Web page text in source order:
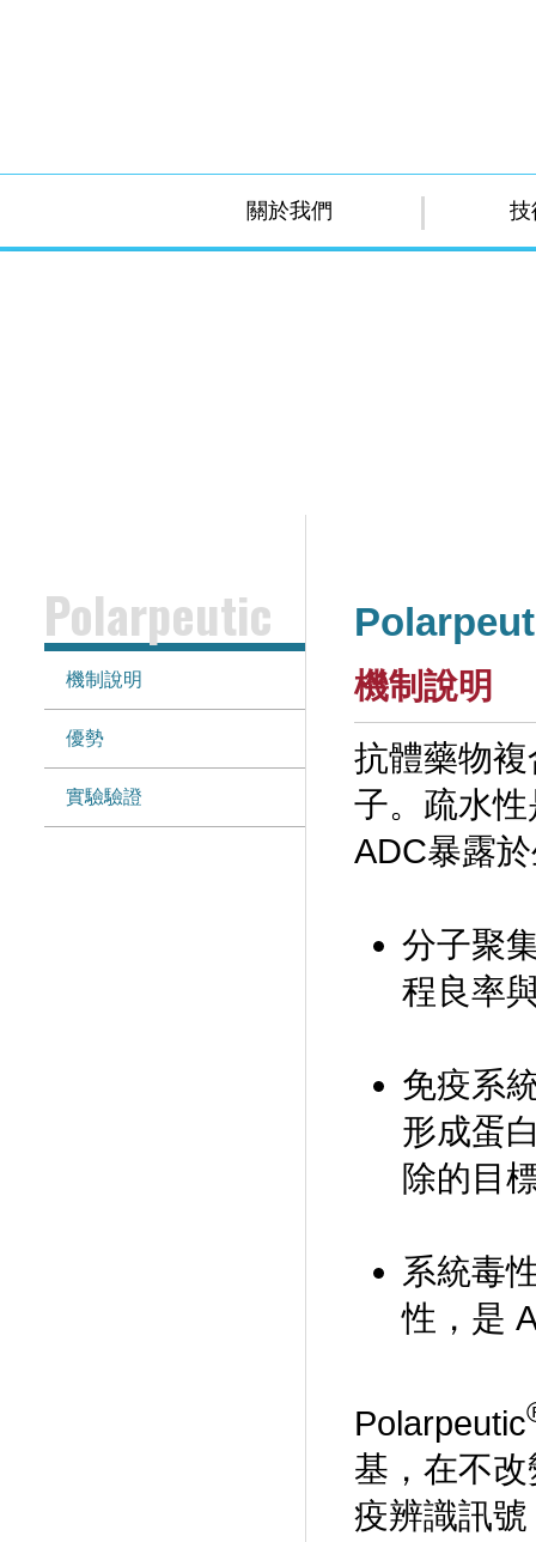
關於我們 技
Polarpeutic
機制說明
優勢
實驗驗證
機制說明
抗體藥物
子。疏水
ADC暴露
分子聚
程良率
免疫系
形成蛋
除的目
系統毒
性，是
Polarpeutic
基，在不
疫辨識訊